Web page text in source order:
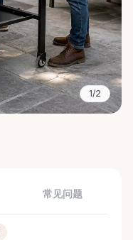
1/2
常见问题